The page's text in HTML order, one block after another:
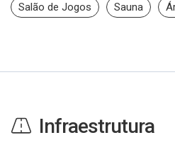
Salão de Jogos Sauna
Infraestrutura